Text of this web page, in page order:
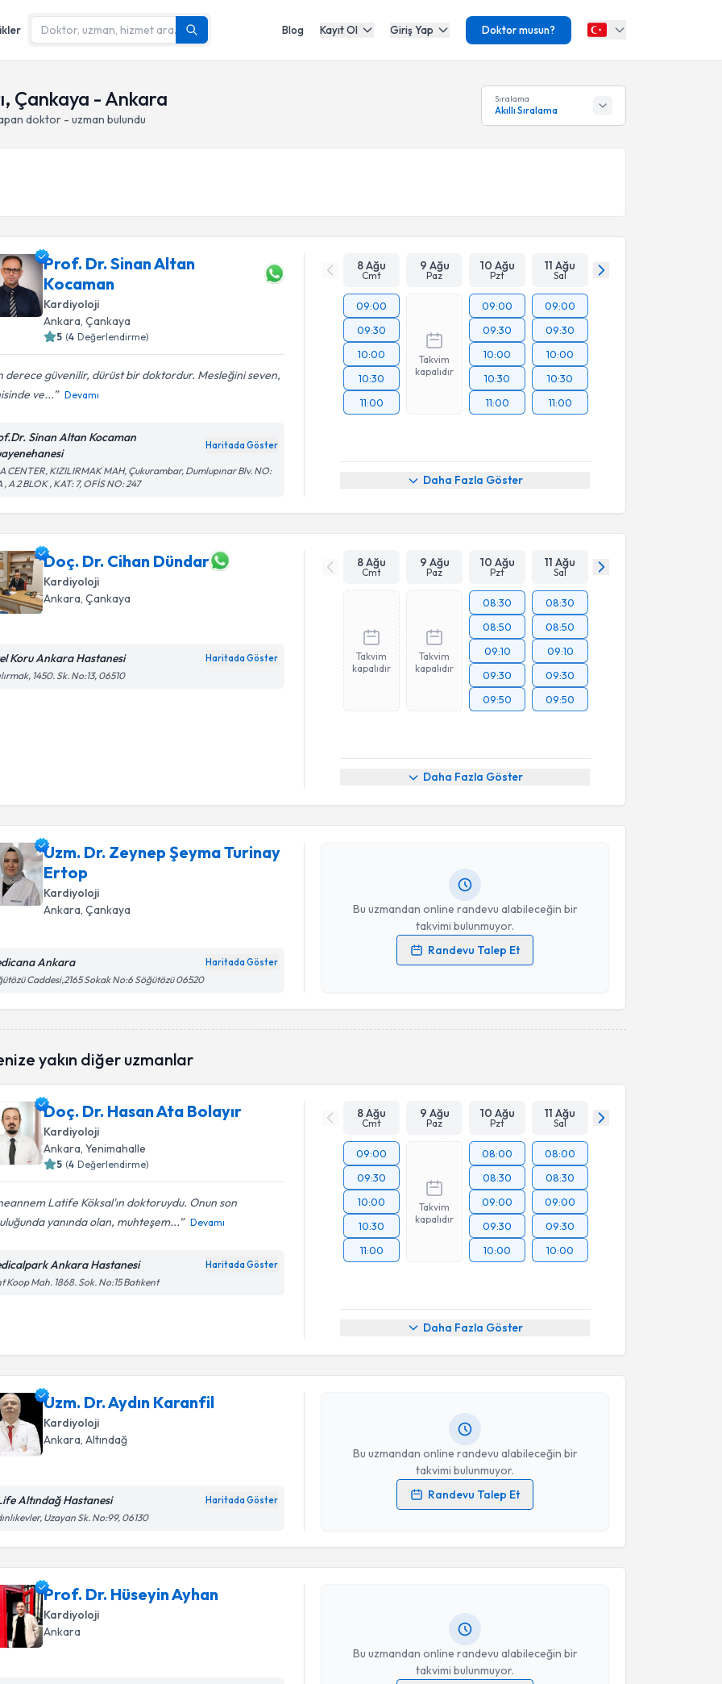
Blog Kayıt Ol Giriş Yap Doktor musun?
Çankaya - Ankara
doktor - uzman bulundu
Sıralama
Akıllı Sıralama
Prof. Dr. Sinan Altan
Kocaman
Kardiyoloji
Ankara, Çankaya
5 (4 Değerlendirme)
derece güvenilir, dürüst bir doktordur. Mesleğini seven,
ve...
Devamı
Sinan Altan Kocaman
Haritada Göster
CENTER, KIZILIRMAK MAH, Çukurambar, Dumlupınar Blv. NO:
, A 2 BLOK , KAT: 7, OFİS NO: 247
8 Ağu
Cmt
9 Ağu
Paz
10 Ağu
Pzt
11 Ağu
Sal
09:00
09:30
10:00
10:30
11:00
Takvim
kapalıdır
09:00
09:30
10:00
10:30
11:00
09:00
09:30
10:00
10:30
11:00
Daha Fazla Göster
Doç. Dr. Cihan Dündar
Kardiyoloji
Ankara, Çankaya
Koru Ankara Hastanesi Haritada Göster
1450. Sk. No:13, 06510
8 Ağu
Cmt
9 Ağu
Paz
10 Ağu
Pzt
11 Ağu
Sal
Takvim
kapalıdır
Takvim
kapalıdır
08:30
08:50
09:10
09:30
09:50
08:30
08:50
09:10
09:30
09:50
Daha Fazla Göster
Uzm. Dr. Zeynep Şeyma Turinay
Ertop
Kardiyoloji
Ankara , Çankaya
Ankara Haritada Göster
Caddesi,2165 Sokak No:6 Söğütözü 06520
Bu uzmandan online randevu alabileceğin bir
takvimi bulunmuyor.
Randevu Talep Et
Randevu Takvimi Talebi
Uzm. Dr. Zeynep Şeyma Turinay Ertopiçin randevu takvimi
talebi oluşturun. Size bu uzmandan randevu almanız için bir
Kişisel verilerimin işlenmesine ilişkinAydınlatma Metni
yakın diğer uzmanlar
Doç. Dr. Hasan Ata Bolayır
Kardiyoloji
Ankara , Yenimahalle
5 (4 Değerlendirme)
Latife Köksal'ın doktoruydu. Onun son
yanında olan, muhteşem...
Devamı
Ankara Hastanesi Haritada Göster
Koop Mah. 1868. Sok. No:15 Batıkent
8 Ağu
Cmt
9 Ağu
Paz
10 Ağu
Pzt
11 Ağu
Sal
09:00
09:30
10:00
10:30
11:00
Takvim
kapalıdır
08:00
08:30
09:00
09:30
10:00
08:00
08:30
09:00
09:30
10:00
Daha Fazla Göster
Uzm. Dr. Aydın Karanfil
Kardiyoloji
Ankara, Altındağ
Altındağ Hastanesi Haritada Göster
Uzayan Sk. No:99, 06130
Bu uzmandan online randevu alabileceğin bir
takvimi bulunmuyor.
Randevu Talep Et
Randevu Takvimi Talebi
Kişisel verilerimin işlenmesine ilişkinAydınlatma Metni
işlenmesini kabul ediyorum.
Prof. Dr. Hüseyin Ayhan
Kardiyoloji
Ankara
Bu uzmandan online randevu alabileceğin bir
takvimi bulunmuyor.
Randevu Takvimi Talebi
Prof. Dr. Hüseyin Ayhaniçin randevu takvimi talebi oluşturun.
Size bu uzmandan randevu almanız için bir takvim